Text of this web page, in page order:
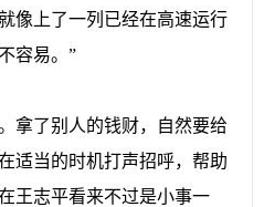
像上了一列已经在高速运行
容易。”
了别人的钱财，自然要给
适当的时机打声招呼，帮助
王志平看来不过是小事一